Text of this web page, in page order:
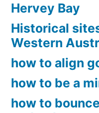
Hervey Bay
Historical
Western
how to align
how to be a
how to